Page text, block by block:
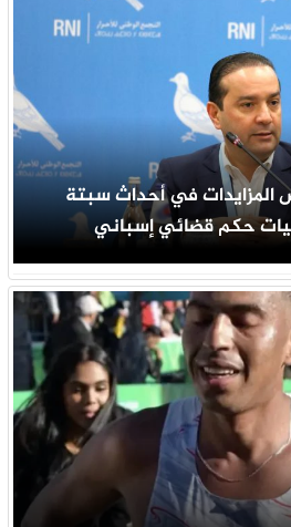
المزايدات في أحداث سبتة
حكم قضائي إسباني